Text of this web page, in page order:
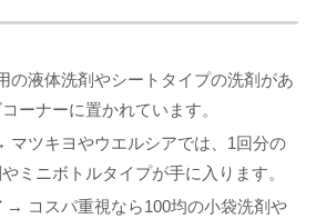
の液体洗剤やシートタイプの洗剤があ
ーナーに置かれています。
マツキヨやウエルシアでは、1回分の
ミニボトルタイプが手に入ります。
→ コスパ重視なら100均の小袋洗剤や